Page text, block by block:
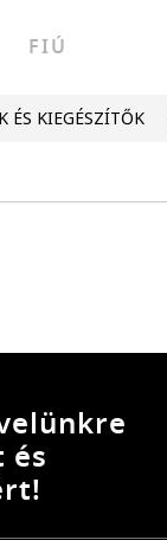
FIÚ
ÉS KIEGÉSZÍTŐK
és